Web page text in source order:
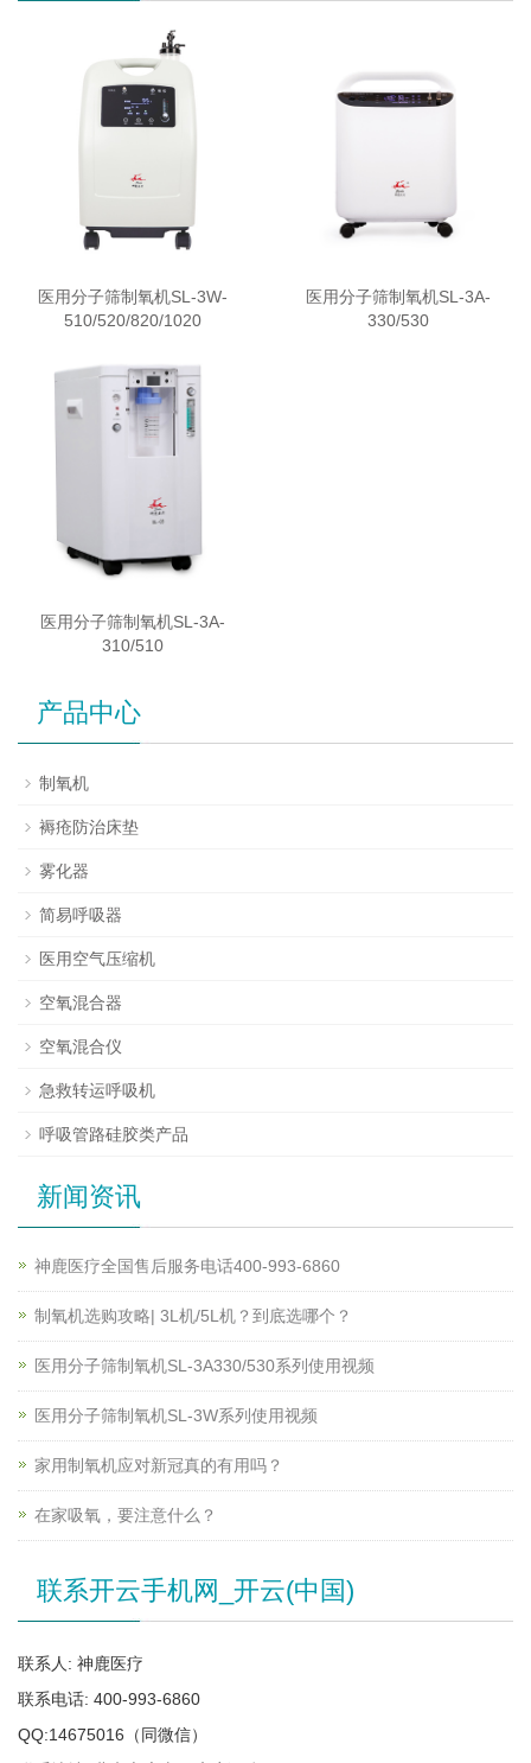
医用分子筛制氧机SL-3W-
510/520/820/1020
医用分子筛制氧机SL-3A-
330/530
医用分子筛制氧机SL-3A-
310/510
产品中心
制氧机
褥疮防治床垫
雾化器
简易呼吸器
医用空气压缩机
空氧混合器
空氧混合仪
急救转运呼吸机
呼吸管路硅胶类产品
新闻资讯
神鹿医疗全国售后服务电话400-993-6860
制氧机选购攻略| 3L机/5L机？到底选哪个？
医用分子筛制氧机SL-3A330/530系列使用视频
医用分子筛制氧机SL-3W系列使用视频
家用制氧机应对新冠真的有用吗？
在家吸氧，要注意什么？
联系开云手机网_开云(中国)
联系人: 神鹿医疗
联系电话: 400-993-6860
QQ:14675016（同微信）